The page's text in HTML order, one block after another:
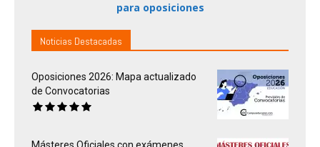
para oposiciones
Noticias Destacadas
Oposiciones 2026: Mapa actualizado
de Convocatorias